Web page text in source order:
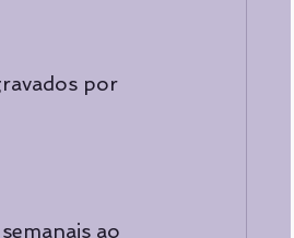
por
ao